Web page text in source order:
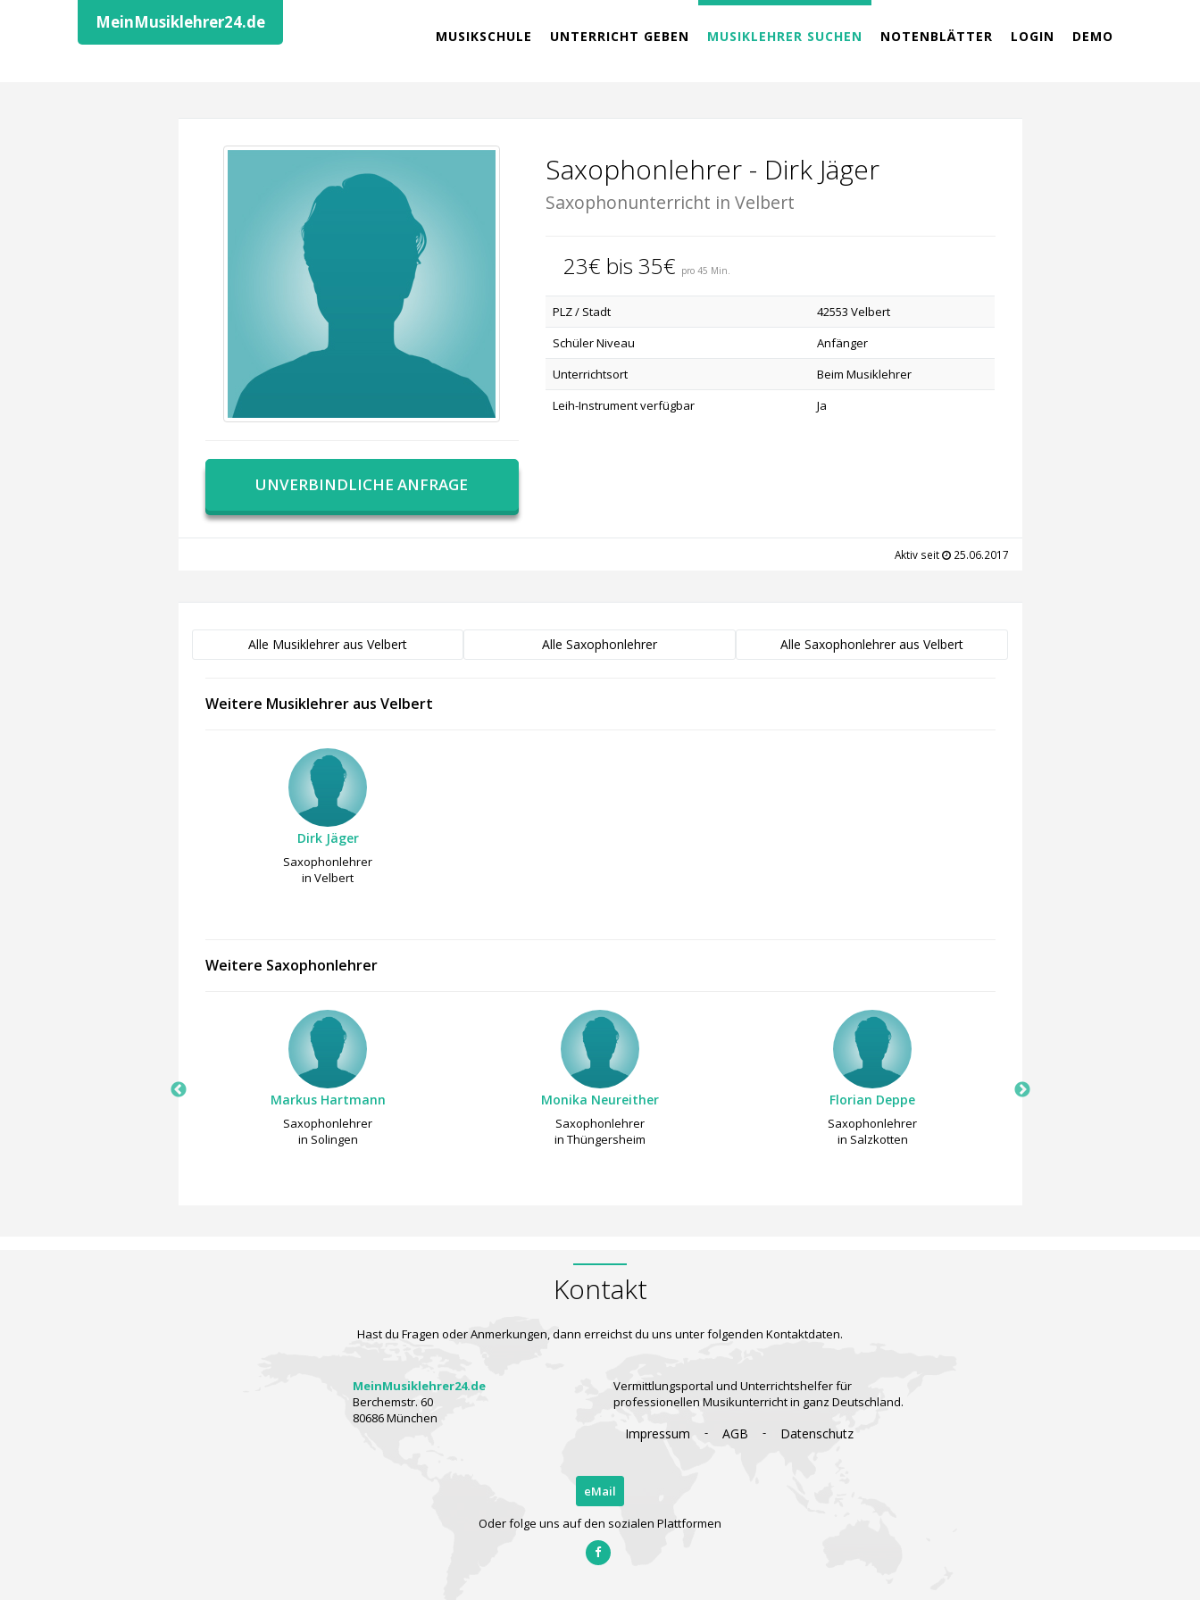
MeinMusiklehrer24.de
MUSIKSCHULE UNTERRICHT GEBEN MUSIKLEHRER SUCHEN NOTENBLÄTTER LOGIN DEMO
UNVERBINDLICHE ANFRAGE
Saxophonlehrer - Dirk Jäger
Saxophonunterricht in Velbert
23€ bis 35€ pro 45 Min.
PLZ / Stadt
42553 Velbert
Schüler Niveau
Anfänger
Unterrichtsort
Beim Musiklehrer
Leih-Instrument verfügbar
Ja
Aktiv seit 25.06.2017
Alle Musiklehrer aus Velbert Alle Saxophonlehrer Alle Saxophonlehrer aus Velbert
Weitere Musiklehrer aus Velbert
Dirk Jäger
Saxophonlehrer
in Velbert
Weitere Saxophonlehrer
Markus Hartmann
Saxophonlehrer
in Solingen
Monika Neureither
Saxophonlehrer
in Thüngersheim
Florian Deppe
Saxophonlehrer
in Salzkotten
Saxophonistin und
Kontakt
Hast du Fragen oder Anmerkungen, dann erreichst du uns unter folgenden Kontaktdaten.
MeinMusiklehrer24.de
Berchemstr. 60
80686 München
Vermittlungsportal und Unterrichtshelfer für
professionellen Musikunterricht in ganz Deutschland.
Impressum - AGB - Datenschutz
eMail
Oder folge uns auf den sozialen Plattformen